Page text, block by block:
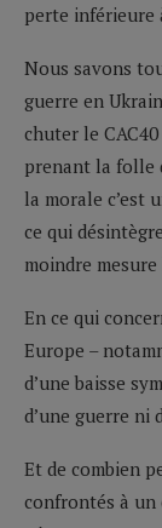
perte inférieure
Nous savons
guerre en
chuter le
prenant la folle
la morale c’est
ce qui
moindre
En ce qui
Europe –
d’une baisse
d’une guerre ni
Et de combien
confrontés à un